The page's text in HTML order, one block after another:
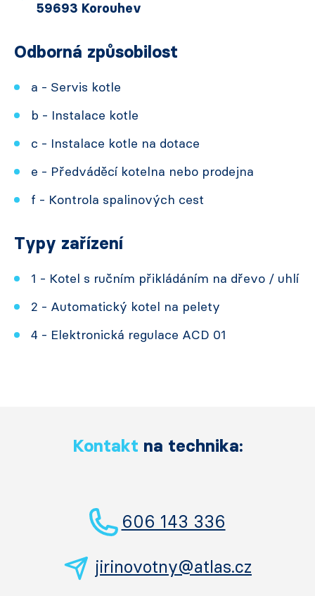
59693 Korouhev
Odborná způsobilost
a - Servis kotle
b - Instalace kotle
c - Instalace kotle na dotace
e - Předváděcí kotelna nebo prodejna
f - Kontrola spalinových cest
Typy zařízení
1 - Kotel s ručním přikládáním na dřevo / uhlí
2 - Automatický kotel na pelety
4 - Elektronická regulace ACD 01
Kontakt na technika:
606 143 336
jirinovotny@atlas.cz